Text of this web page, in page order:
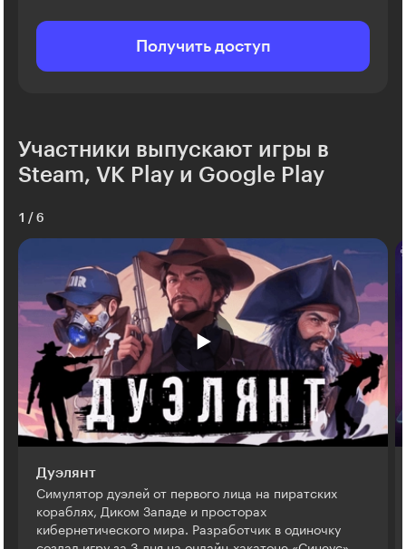
Получить доступ
Участники выпускают игры в
Steam, VK Play и Google Play
1 / 6
Дуэлянт
Симулятор дуэлей от первого лица на пиратских
кораблях, Диком Западе и просторах
кибернетического мира. Разработчик в одиночку